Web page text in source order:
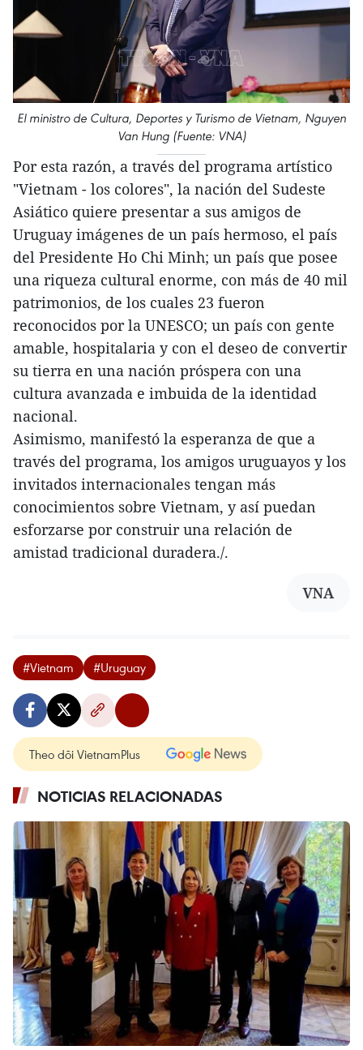
El ministro de Cultura, Deportes y Turismo de Vietnam, Nguyen
Van Hung (Fuente: VNA)
Por esta razón, a través del programa artístico
"Vietnam - los colores", la nación del Sudeste
Asiático quiere presentar a sus amigos de
Uruguay imágenes de un país hermoso, el país
del Presidente Ho Chi Minh; un país que posee
una riqueza cultural enorme, con más de 40 mil
patrimonios, de los cuales 23 fueron
reconocidos por la UNESCO; un país con gente
amable, hospitalaria y con el deseo de convertir
su tierra en una nación próspera con una
cultura avanzada e imbuida de la identidad
nacional.
Asimismo, manifestó la esperanza de que a
través del programa, los amigos uruguayos y los
invitados internacionales tengan más
conocimientos sobre Vietnam, y así puedan
esforzarse por construir una relación de
amistad tradicional duradera./.
VNA
#Vietnam #Uruguay
Theo dõi VietnamPlus
NOTICIAS RELACIONADAS